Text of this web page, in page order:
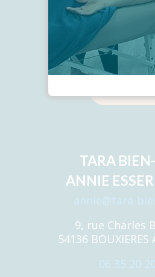
Recevez notre
TARA
ANNIE
annie@tara-
9, rue Charles
54136 BOUXIERES
06 35 20